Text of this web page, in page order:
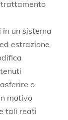
un sistema
estrazione
o
motivo
tali reati